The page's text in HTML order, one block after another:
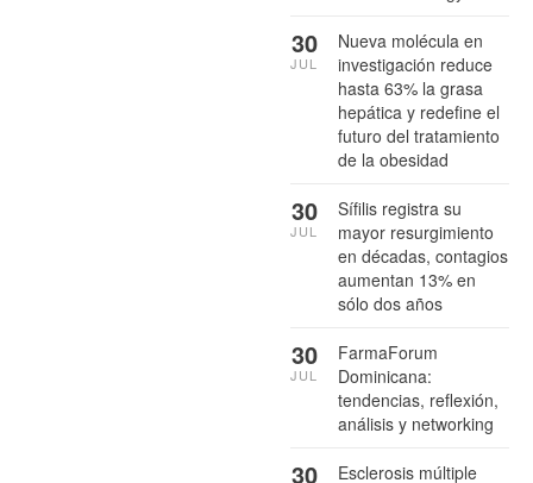
Nueva molécula en
investigación reduce
hasta 63% la grasa
hepática y redefine el
futuro del tratamiento
de la obesidad
30
JUL
Sífilis registra su
mayor resurgimiento
en décadas, contagios
aumentan 13% en
sólo dos años
30
JUL
FarmaForum
Dominicana:
tendencias, reflexión,
análisis y networking
30
JUL
Esclerosis múltiple
30